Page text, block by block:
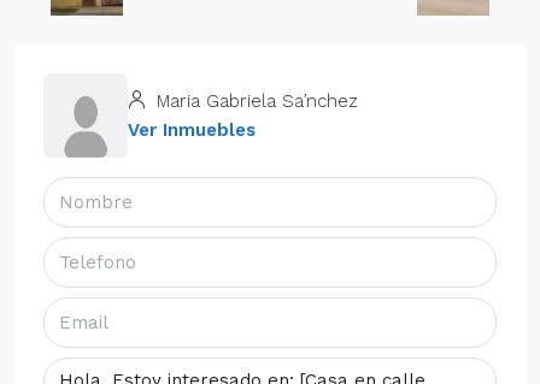
Maria Gabriela Sa’nchez
Ver Inmuebles